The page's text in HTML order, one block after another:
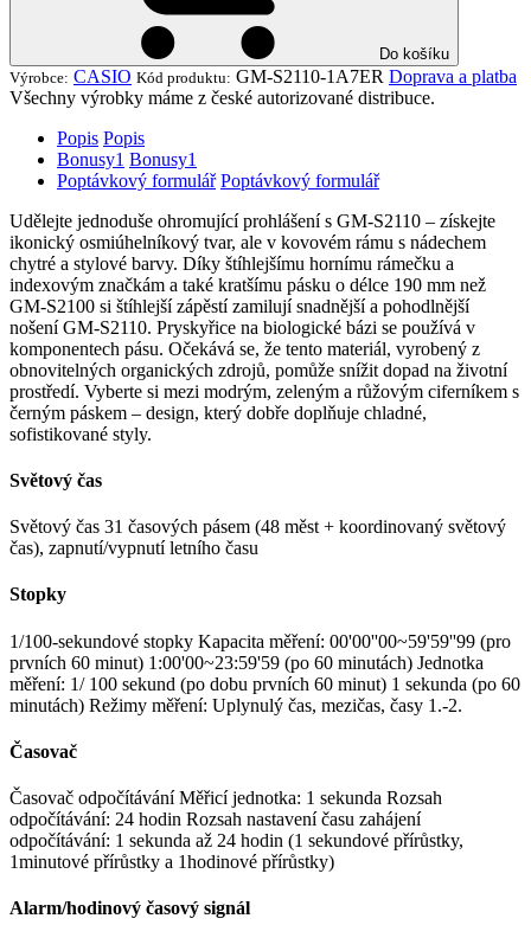
Do košíku
Výrobce: CASIO Kód produktu: GM-S2110-1A7ER Doprava a platba
Všechny výrobky máme z české autorizované distribuce.
Popis Popis
Bonusy1 Bonusy1
Poptávkový formulář Poptávkový formulář
Udělejte jednoduše ohromující prohlášení s GM-S2110 – získejte
ikonický osmiúhelníkový tvar, ale v kovovém rámu s nádechem
chytré a stylové barvy. Díky štíhlejšímu hornímu rámečku a
indexovým značkám a také kratšímu pásku o délce 190 mm než
GM-S2100 si štíhlejší zápěstí zamilují snadnější a pohodlnější
nošení GM-S2110. Pryskyřice na biologické bázi se používá v
komponentech pásu. Očekává se, že tento materiál, vyrobený z
obnovitelných organických zdrojů, pomůže snížit dopad na životní
prostředí. Vyberte si mezi modrým, zeleným a růžovým ciferníkem s
černým páskem – design, který dobře doplňuje chladné,
sofistikované styly.
Světový čas
Světový čas 31 časových pásem (48 měst + koordinovaný světový
čas), zapnutí/vypnutí letního času
Stopky
1/100-sekundové stopky Kapacita měření: 00'00''00~59'59''99 (pro
prvních 60 minut) 1:00'00~23:59'59 (po 60 minutách) Jednotka
měření: 1/ 100 sekund (po dobu prvních 60 minut) 1 sekunda (po 60
minutách) Režimy měření: Uplynulý čas, mezičas, časy 1.-2.
Časovač
Časovač odpočítávání Měřicí jednotka: 1 sekunda Rozsah
odpočítávání: 24 hodin Rozsah nastavení času zahájení
odpočítávání: 1 sekunda až 24 hodin (1 sekundové přírůstky,
1minutové přírůstky a 1hodinové přírůstky)
Alarm/hodinový časový signál